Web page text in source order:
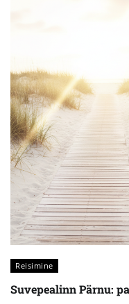
Reisimine
Suvepealinn Pärnu: